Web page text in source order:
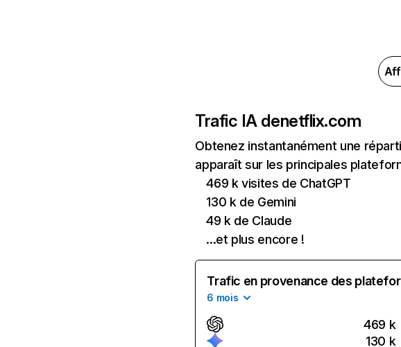
Trafic IA denetflix.com
Obtenez instantanément une
apparaît sur les principales
469 k visites de ChatGPT
130 k de Gemini
49 k de Claude
...et plus encore !
Trafic en provenance des
6 mois
469 k
130 k